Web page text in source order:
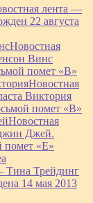
лента —
22 августа
Новостная
Винс
помет «В»
Новостная
Виктория
помет «В»
Новостная
Джей.
помет «Е»
Тина Трейдинг
14 мая 2013